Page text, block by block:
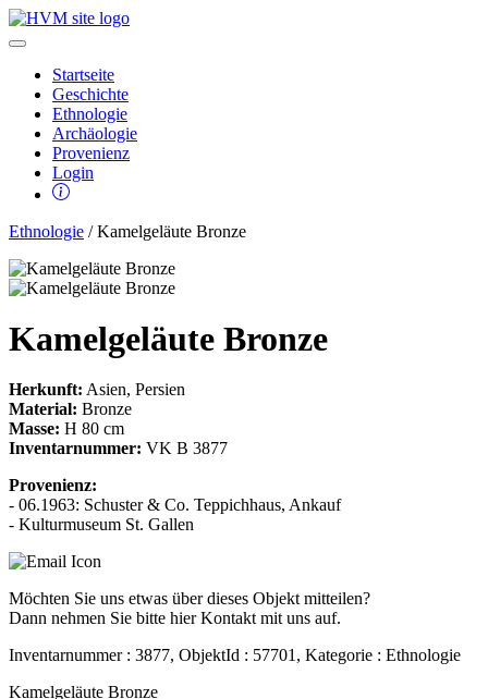
Startseite
Geschichte
Ethnologie
Archäologie
Provenienz
Login
Ethnologie / Kamelgeläute Bronze
Kamelgeläute Bronze
Herkunft: Asien, Persien
Material: Bronze
Masse: H 80 cm
Inventarnummer: VK B 3877
Provenienz:
- 06.1963: Schuster & Co. Teppichhaus, Ankauf
- Kulturmuseum St. Gallen
Möchten Sie uns etwas über dieses Objekt mitteilen?
Dann nehmen Sie bitte hier Kontakt mit uns auf.
Inventarnummer : 3877, ObjektId : 57701, Kategorie : Ethnologie
Kamelgeläute Bronze